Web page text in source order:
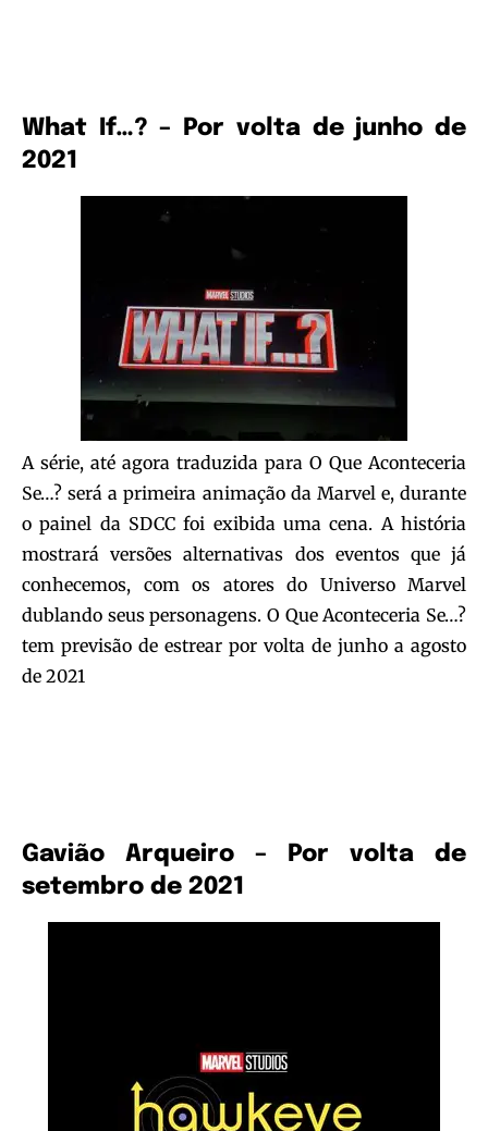
What If…? – Por volta de junho de
2021
A série, até agora traduzida para O Que Aconteceria
Se…? será a primeira animação da Marvel e, durante
o painel da SDCC foi exibida uma cena. A história
mostrará versões alternativas dos eventos que já
conhecemos, com os atores do Universo Marvel
dublando seus personagens. O Que Aconteceria Se…?
tem previsão de estrear por volta de junho a agosto
de 2021
Gavião Arqueiro – Por volta de
setembro de 2021